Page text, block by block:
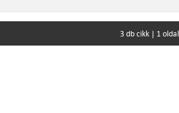
3 db cikk | 1 oldal